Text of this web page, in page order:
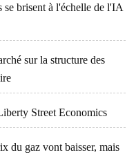
se brisent à l'échelle de l'IA
sur la structure des
Street Economics
du gaz vont baisser, mais